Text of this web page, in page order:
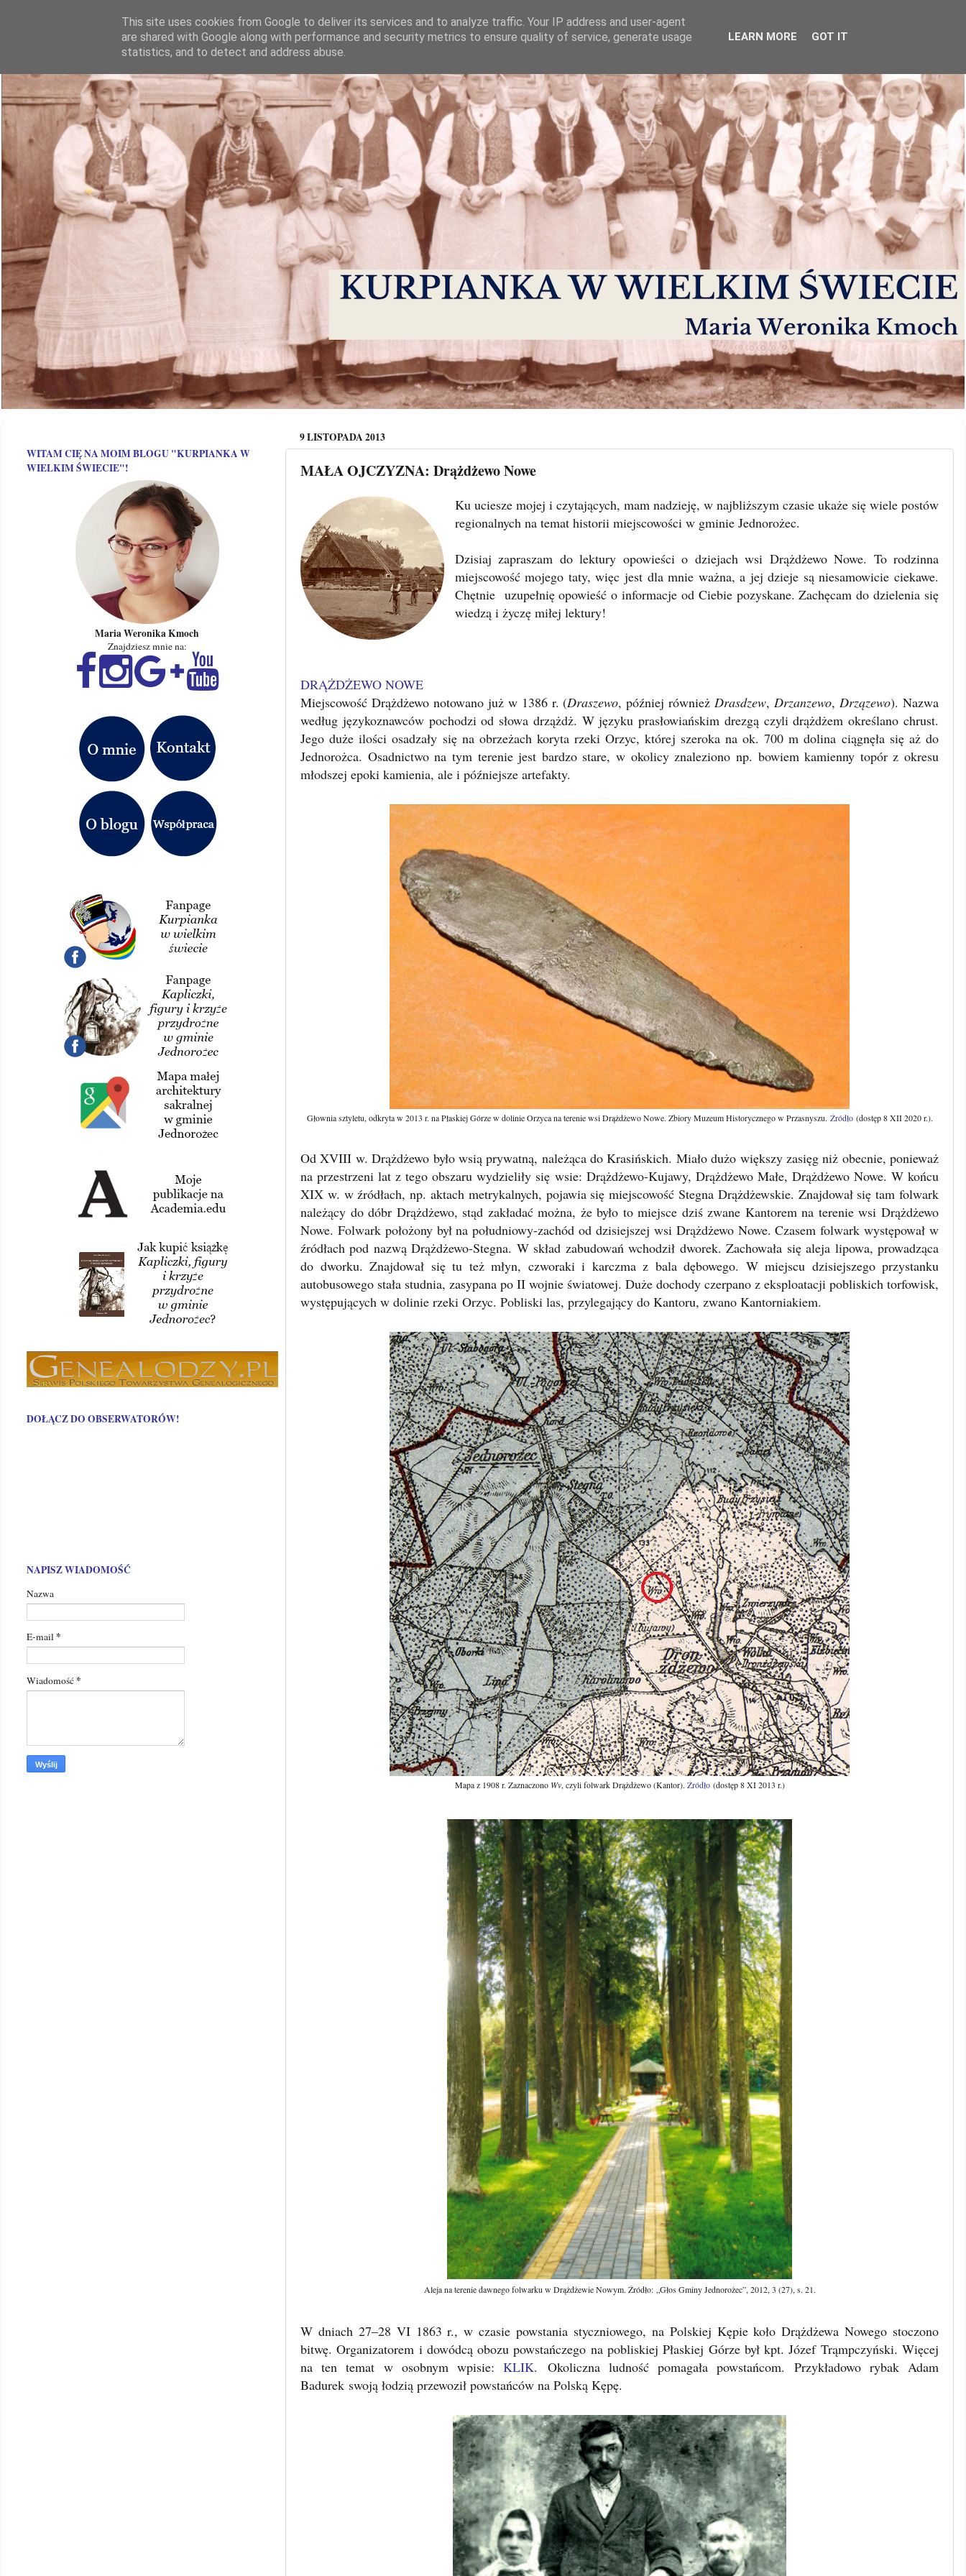
9 LISTOPADA 2013
MAŁA OJCZYZNA: Drążdżewo Nowe
Ku uciesze mojej i czytających, mam nadzieję, w najbliższym czasie ukaże się wiele postów
regionalnych na temat historii miejscowości w gminie Jednorożec.
Dzisiaj zapraszam do lektury opowieści o dziejach wsi Drążdżewo Nowe. To rodzinna
miejscowość mojego taty, więc jest dla mnie ważna, a jej dzieje są niesamowicie ciekawe.
Chętnie uzupełnię opowieść o informacje od Ciebie pozyskane. Zachęcam do dzielenia się
wiedzą i życzę miłej lektury!
DRĄŻDŻEWO NOWE
Miejscowość Drążdżewo notowano już w 1386 r. (Draszewo, później również Drasdzew, Drzanzewo, Drzązewo). Nazwa
według językoznawców pochodzi od słowa drzążdż. W języku prasłowiańskim drezgą czyli drążdżem określano chrust.
Jego duże ilości osadzały się na obrzeżach koryta rzeki Orzyc, której szeroka na ok. 700 m dolina ciągnęła się aż do
Jednorożca. Osadnictwo na tym terenie jest bardzo stare, w okolicy znaleziono np. bowiem kamienny topór z okresu
młodszej epoki kamienia, ale i późniejsze artefakty.
Głownia sztyletu, odkryta w 2013 r. na Płaskiej Górze w dolinie Orzyca na terenie wsi Drążdżewo Nowe. Zbiory Muzeum Historycznego w Przasnyszu. Źródło(dostęp 8 XII 2020 r.).
Od XVIII w. Drążdżewo było wsią prywatną, należąca do Krasińskich. Miało dużo większy zasięg niż obecnie, ponieważ
na przestrzeni lat z tego obszaru wydzieliły się wsie: Drążdżewo-Kujawy, Drążdżewo Małe, Drążdżewo Nowe. W końcu
XIX w. w źródłach, np. aktach metrykalnych, pojawia się miejscowość Stegna Drążdżewskie. Znajdował się tam folwark
należący do dóbr Drążdżewo, stąd zakładać można, że było to miejsce dziś zwane Kantorem na terenie wsi Drążdżewo
Nowe. Folwark położony był na południowy-zachód od dzisiejszej wsi Drążdżewo Nowe. Czasem folwark występował w
źródłach pod nazwą Drążdżewo-Stegna. W skład zabudowań wchodził dworek. Zachowała się aleja lipowa, prowadząca
do dworku. Znajdował się tu też młyn, czworaki i karczma z bala dębowego. W miejscu dzisiejszego przystanku
autobusowego stała studnia, zasypana po II wojnie światowej. Duże dochody czerpano z eksploatacji pobliskich torfowisk,
występujących w dolinie rzeki Orzyc. Pobliski las, przylegający do Kantoru, zwano Kantorniakiem.
Mapa z 1908 r. Zaznaczono Wv, czyli folwark Drążdżewo (Kantor). Źródło(dostęp 8 XI 2013 r.)
Aleja na terenie dawnego folwarku w Drążdżewie Nowym. Źródło: „Głos Gminy Jednorożec”, 2012, 3 (27), s. 21.
W dniach 27–28 VI 1863 r., w czasie powstania styczniowego, na Polskiej Kępie koło Drążdżewa Nowego stoczono
bitwę. Organizatorem i dowódcą obozu powstańczego na pobliskiej Płaskiej Górze był kpt. Józef Trąmpczyński. Więcej
na ten temat w osobnym wpisie:KLIK. Okoliczna ludność pomagała powstańcom. Przykładowo rybak Adam
Badurek swoją łodzią przewoził powstańców na Polską Kępę.
WITAM CIĘ NA MOIM BLOGU "KURPIANKA W
WIELKIM ŚWIECIE"!
Maria Weronika Kmoch
Znajdziesz mnie na:
DOŁĄCZ DO OBSERWATORÓW!
NAPISZ WIADOMOŚĆ
Nazwa
E-mail*
Wiadomość*
This site uses cookies from Google to deliver its services and to analyze traffic. Your IP address and user-agent
are shared with Google along with performance and security metrics to ensure quality of service, generate usage
statistics, and to detect and address abuse.
LEARN MORE GOT IT